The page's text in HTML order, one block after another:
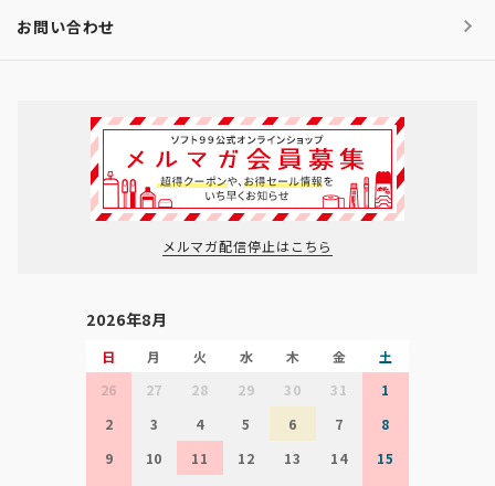
お問い合わせ
メルマガ配信停止はこちら
2026年8月
日 月 火 水 木 金
土
26
27 28 29 30 31
1
2
3 4 5 6 7
8
9
10 11 12 13 14
15